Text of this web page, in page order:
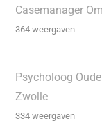
Casemanager
364 weergaven
Psycholoog
Zwolle
334 weergaven